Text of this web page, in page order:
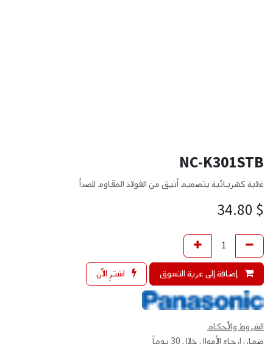
NC-K301STB
غلاية كهربائية بتصميم أنيق من الفولاذ المقاوم للصدأ
$
34.80
إضافة إلى عربة التسوق اشترِ الآن
الشروط والأحكام
ضمان إرجاع الأموال خلال 30 يوماً